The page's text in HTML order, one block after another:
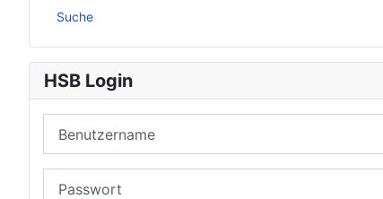
Suche
HSB Login